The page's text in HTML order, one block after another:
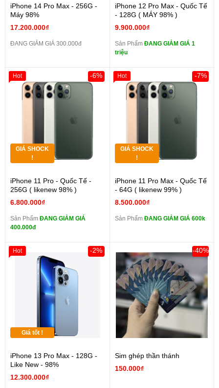
iPhone 14 Pro Max - 256G -
Máy 98%
17.200.000₫
ĐANG GIẢM GIÁ 300.000đ
iPhone 12 Pro Max - Quốc Tế
- 128G ( MÁY 98% )
9.900.000₫
Sản Phẩm ĐANG GIẢM GIÁ 1
triệu
GIÁ SHOCK
!
iPhone 11 Pro - Quốc Tế -
256G ( likenew 98% )
6.800.000₫
-6%
Sản Phẩm ĐANG GIẢM GIÁ
400.000đ
Hot
GIÁ SHOCK
!
iPhone 11 Pro Max - Quốc Tế
- 64G ( likenew 99% )
8.500.000₫
-7%
Sản Phẩm ĐANG GIẢM GIÁ 600k
Hot
Giá tốt !
iPhone 13 Pro Max - 128G -
Like New - 98%
12.300.000₫
-2%
Hot
Sim ghép thần thánh
150.000₫
-40%